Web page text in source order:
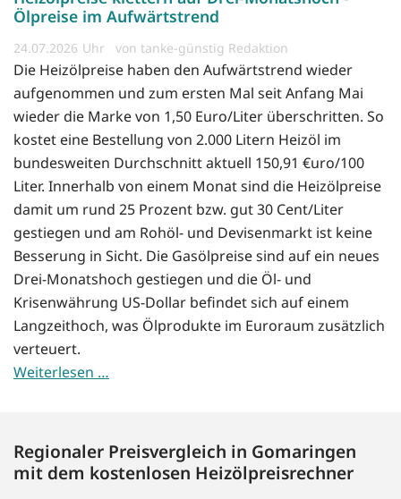
Ölpreise im Aufwärtstrend
24.07.2026 von tanke-günstig Redaktion
Die Heizölpreise haben den Aufwärtstrend wieder
aufgenommen und zum ersten Mal seit Anfang Mai
wieder die Marke von 1,50 Euro/Liter überschritten. So
kostet eine Bestellung von 2.000 Litern Heizöl im
bundesweiten Durchschnitt aktuell 150,91 €uro/100
Liter. Innerhalb von einem Monat sind die Heizölpreise
damit um rund 25 Prozent bzw. gut 30 Cent/Liter
gestiegen und am Rohöl- und Devisenmarkt ist keine
Besserung in Sicht. Die Gasölpreise sind auf ein neues
Drei-Monatshoch gestiegen und die Öl- und
Krisenwährung US-Dollar befindet sich auf einem
Langzeithoch, was Ölprodukte im Euroraum zusätzlich
verteuert.
Weiterlesen …
Regionaler Preisvergleich in Gomaringen
mit dem kostenlosen Heizölpreisrechner